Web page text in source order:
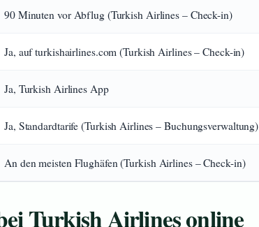
90 Minuten vor Abflug (Turkish Airlines – Check-in)
Ja, auf turkishairlines.com (Turkish Airlines – Check-in)
Ja, Turkish Airlines App
Ja, Standardtarife (Turkish Airlines – Buchungsverwaltung)
An den meisten Flughäfen (Turkish Airlines – Check-in)
Turkish Airlines online